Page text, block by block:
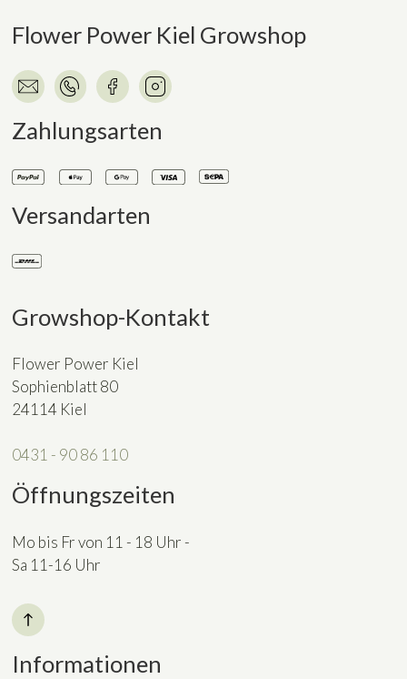
Flower Power Kiel Growshop
Zahlungsarten
Versandarten
Growshop-Kontakt
Flower Power Kiel
Sophienblatt 80
24114 Kiel
0431 - 90 86 110
Öffnungszeiten
Mo bis Fr von 11 - 18 Uhr -
Sa 11-16 Uhr
Informationen